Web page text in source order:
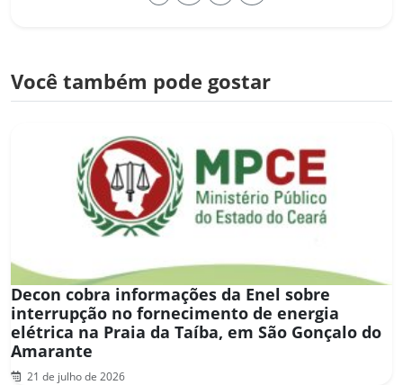
Você também pode gostar
Decon cobra informações da Enel sobre
interrupção no fornecimento de energia
elétrica na Praia da Taíba, em São Gonçalo do
Amarante
21 de julho de 2026